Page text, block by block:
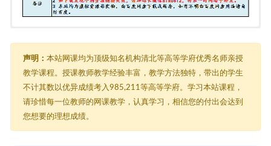
├─ 01第一课：这三点对于孩子的一生最重要.mp3
├─ 02.第02课：关于自信，孩子被打该怎么办？.mp3
├─ 04.培养女孩子，女子有才又有德.mp3
├─ 05.如何培养2-5岁孩子，让孩子灵魂闪光.mp3
├─ 06.第6课 一招解决所有育儿问题.mp3
├─ 07.第7课旅行也是一种修行（上）.mp3
声明： 本站网课均为顶级知名机构清北等高等学府优秀名师亲授
教学课程。授课教师教学经验丰富，教学方法独特，带出的学生
不计其数以优异成绩考入985,211等高等学府。学习本站课程，
请珍惜每一位教师的网课教学，认真学习，相信您的付出会达到
您想要的理想成绩。